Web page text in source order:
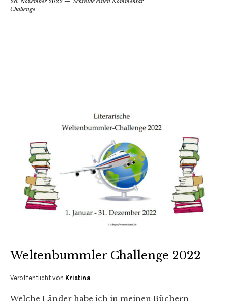
Challenge
Weltenbummler Challenge 2022
Veröffentlicht von Kristina
Welche Länder habe ich in meinen Büchern